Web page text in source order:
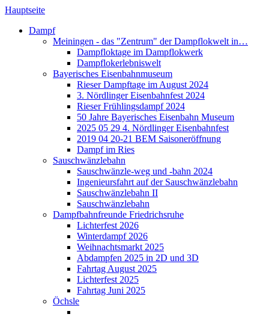
Hauptseite
Dampf
Meiningen - das "Zentrum" der Dampflokwelt in…
Dampfloktage im Dampflokwerk
Dampflokerlebniswelt
Bayerisches Eisenbahnmuseum
Rieser Dampftage im August 2024
3. Nördlinger Eisenbahnfest 2024
Rieser Frühlingsdampf 2024
50 Jahre Bayerisches Eisenbahn Museum
2025 05 29 4. Nördlinger Eisenbahnfest
2019 04 20-21 BEM Saisoneröffnung
Dampf im Ries
Sauschwänzlebahn
Sauschwänzle-weg und -bahn 2024
Ingenieursfahrt auf der Sauschwänzlebahn
Sauschwänzlebahn II
Sauschwänzlebahn
Dampfbahnfreunde Friedrichsruhe
Lichterfest 2026
Winterdampf 2026
Weihnachtsmarkt 2025
Abdampfen 2025 in 2D und 3D
Fahrtag August 2025
Lichterfest 2025
Fahrtag Juni 2025
Öchsle